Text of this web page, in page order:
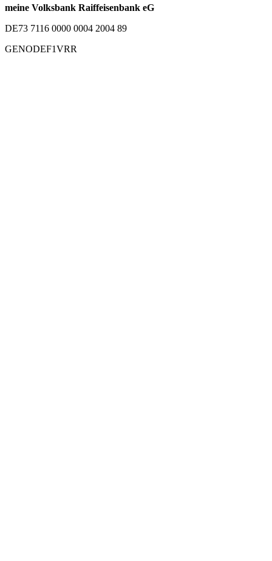
meine Volksbank Raiffeisenbank eG
DE73 7116 0000 0004 2004 89
GENODEF1VRR